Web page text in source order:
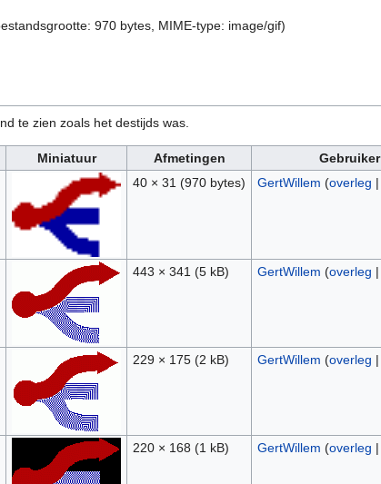
970 bytes, MIME-type: image/gif)
te zien zoals het destijds was.
Miniatuur Afmetingen Gebruiker
40 × 31 (970 bytes) GertWillem (overleg |
443 × 341 (5 kB) GertWillem (overleg |
229 × 175 (2 kB) GertWillem (overleg |
220 × 168 (1 kB) GertWillem (overleg |